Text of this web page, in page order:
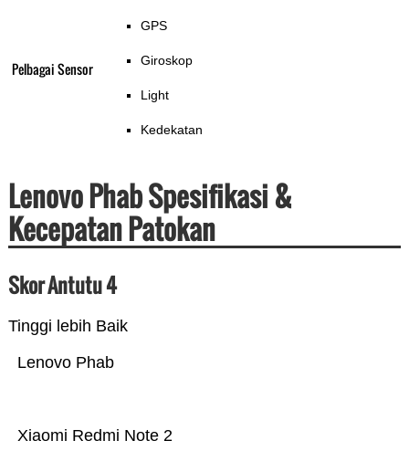
Pelbagai Sensor
GPS
Giroskop
Light
Kedekatan
Lenovo Phab Spesifikasi &
Kecepatan Patokan
Skor Antutu 4
Tinggi lebih Baik
Xiaomi Redmi Note 2
Lenovo Phab